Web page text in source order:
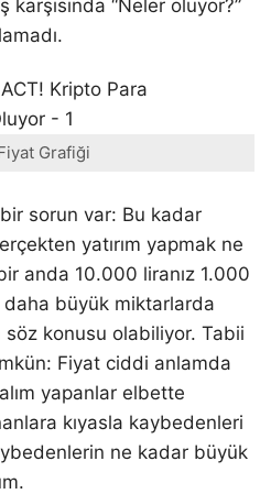
karşısında “Neler oluyor?”
Grafiği
sorun var: Bu kadar
yatırım yapmak ne
anda 10.000 liranız 1.000
büyük miktarlarda
konusu olabiliyor. Tabii
Fiyat ciddi anlamda
yapanlar elbette
kıyasla kaybedenleri
ne kadar büyük